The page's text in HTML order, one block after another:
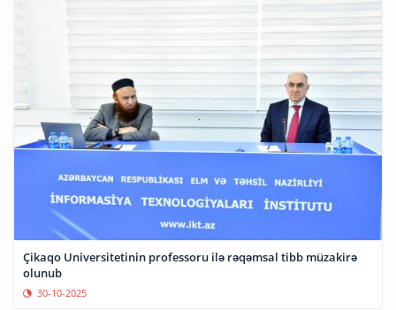
Çikaqo Universitetinin professoru ilə rəqəmsal tibb müzakirə
olunub
30-10-2025